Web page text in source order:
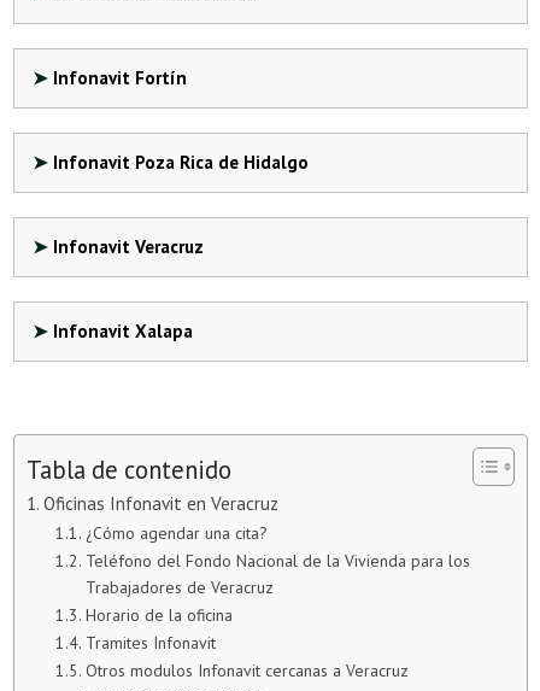
Infonavit Fortín
Infonavit Poza Rica de Hidalgo
Infonavit Veracruz
Infonavit Xalapa
Tabla de contenido
Oficinas Infonavit en Veracruz
¿Cómo agendar una cita?
Teléfono del Fondo Nacional de la Vivienda para los
Trabajadores de Veracruz
Horario de la oficina
Tramites Infonavit
Otros modulos Infonavit cercanas a Veracruz